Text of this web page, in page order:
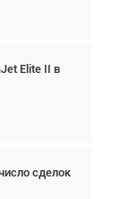
Elite II в
сделок